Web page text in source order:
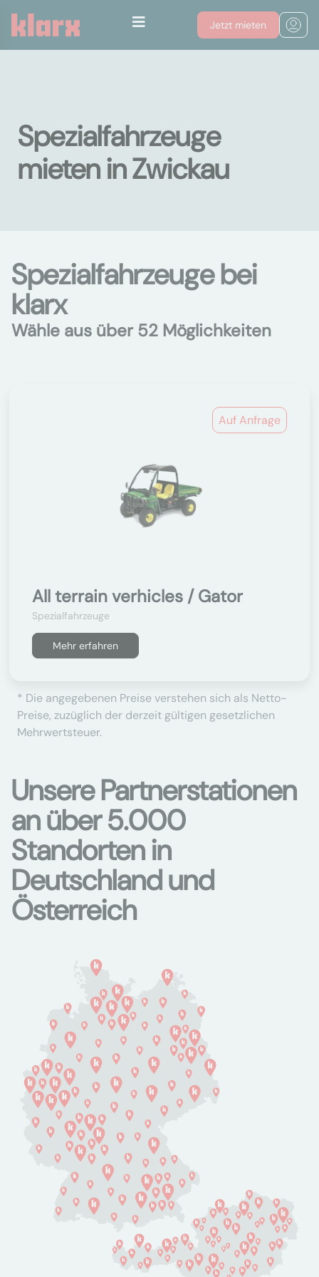
Jetzt mieten
Spezialfahrzeuge
mieten in Zwickau
Spezialfahrzeuge bei
klarx
Wähle aus über 52 Möglichkeiten
Auf Anfrage
All terrain verhicles / Gator
Spezialfahrzeuge
Mehr erfahren
* Die angegebenen Preise verstehen sich als Netto-
Preise, zuzüglich der derzeit gültigen gesetzlichen
Mehrwertsteuer.
Unsere Partnerstationen
an über 5.000
Standorten in
Deutschland und
Österreich